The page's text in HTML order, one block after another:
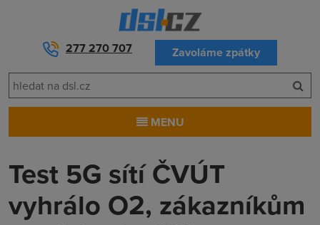
277 270 707 Zavoláme zpátky
MENU
Test 5G sítí ČVÚT
vyhrálo O2, zákazníkům